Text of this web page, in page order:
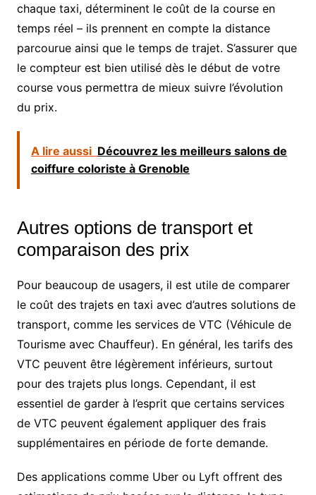
chaque taxi, déterminent le coût de la course en
temps réel – ils prennent en compte la distance
parcourue ainsi que le temps de trajet. S’assurer que
le compteur est bien utilisé dès le début de votre
course vous permettra de mieux suivre l’évolution
du prix.
A lire aussi Découvrez les meilleurs salons de
coiffure coloriste à Grenoble
Autres options de transport et
comparaison des prix
Pour beaucoup de usagers, il est utile de comparer
le coût des trajets en taxi avec d’autres solutions de
transport, comme les services de VTC (Véhicule de
Tourisme avec Chauffeur). En général, les tarifs des
VTC peuvent être légèrement inférieurs, surtout
pour des trajets plus longs. Cependant, il est
essentiel de garder à l’esprit que certains services
de VTC peuvent également appliquer des frais
supplémentaires en période de forte demande.
Des applications comme Uber ou Lyft offrent des